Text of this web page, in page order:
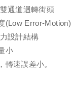
通道迴轉街頭
Error-Motion)
設計結構
小
速誤差小。